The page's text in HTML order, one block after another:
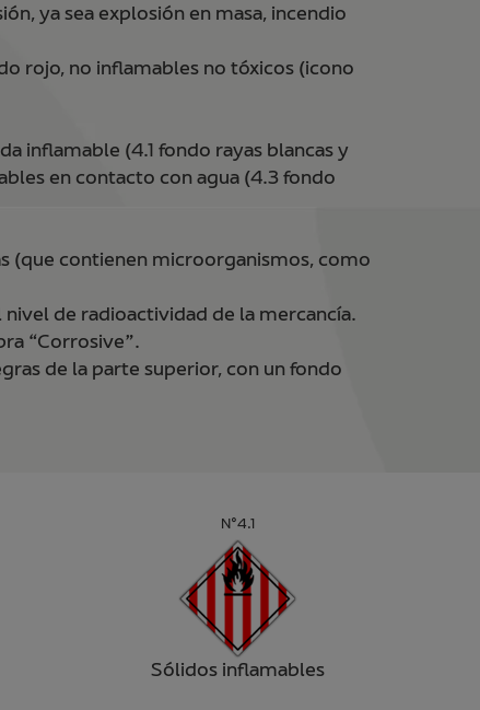
ya sea explosión en masa, incendio
rojo, no inflamables no tóxicos (icono
inflamable (4.1 fondo rayas blancas y
en contacto con agua (4.3 fondo
(que contienen microorganismos, como
de radioactividad de la mercancía.
“Corrosive”.
de la parte superior, con un fondo
N°4.1
Sólidos inflamables